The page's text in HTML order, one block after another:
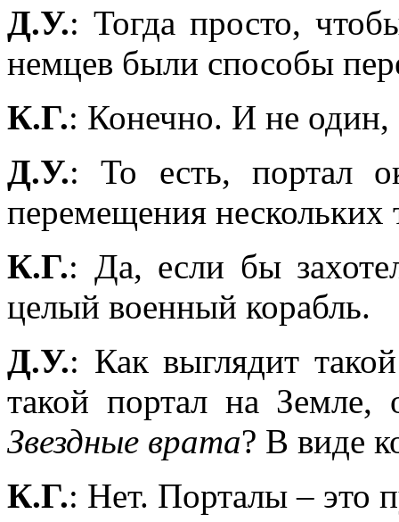
Д.У.: Тогда просто,
немцев были способы
К.Г.: Конечно. И не один,
Д.У.: То есть, портал
перемещения нескольких
К.Г.: Да, если бы
целый военный корабль.
Д.У.: Как выглядит
такой портал на
Звездные врата? В виде
К.Г.: Нет. Порталы – это